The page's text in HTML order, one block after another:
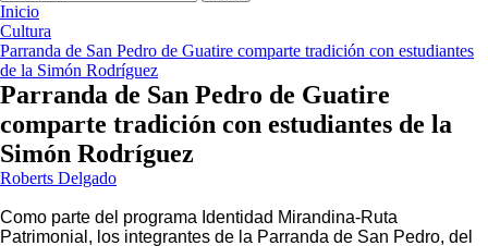
Inicio
Cultura
Parranda de San Pedro de Guatire comparte tradición con estudiantes
de la Simón Rodríguez
Parranda de San Pedro de Guatire
comparte tradición con estudiantes de la
Simón Rodríguez
Roberts Delgado
Como parte del programa Identidad Mirandina-Ruta
Patrimonial, los integrantes de la Parranda de San Pedro, del